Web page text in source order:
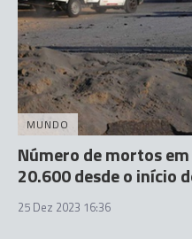
MUNDO
Número de mortos
20.600 desde o início
25 Dez 2023 16:36